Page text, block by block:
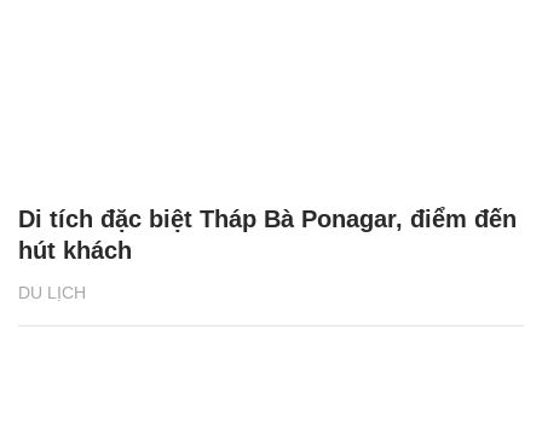
DU LỊCH
Di tích đặc biệt Tháp Bà Ponagar, điểm đến
hút khách